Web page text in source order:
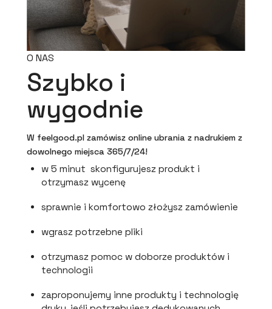
O NAS
Szybko i
wygodnie
W feelgood.pl zamówisz online ubrania z nadrukiem z
dowolnego miejsca 365/7/24!
w 5 minut skonfigurujesz produkt i
otrzymasz wycenę
sprawnie i komfortowo złożysz zamówienie
wgrasz potrzebne pliki
otrzymasz pomoc w doborze produktów i
technologii
zaproponujemy inne produkty i technologię